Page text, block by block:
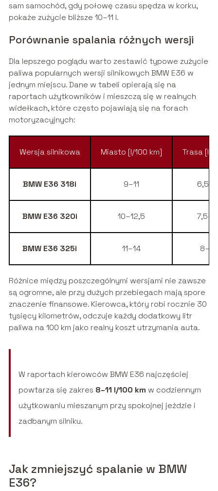
sam samochód, gdy połowę czasu spędza w korku,
pokaże zużycie bliższe 10–11 l.
Porównanie spalania różnych wersji
Dla lepszego poglądu warto zestawić typowe zużycie
paliwa popularnych wersji silnikowych BMW E36 w
jednym miejscu. Dane w tabeli opierają się na
raportach użytkowników i mieszczą się w realnych
widełkach, które często pojawiają się na forach
motoryzacyjnych:
Wersja silnikowa Miasto [l/100 km] Trasa [l/
BMW E36 318i 9–11
BMW E36 320i 10–12,5
BMW E36 325i 11–14
Różnice między poszczególnymi wersjami nie zawsze
są ogromne, ale przy dużych przebiegach mają spore
znaczenie finansowe. Kierowca, który robi rocznie 30
tysięcy kilometrów, odczuje każdy dodatkowy litr
paliwa na 100 km jako realny koszt utrzymania auta.
W raportach kierowców BMW E36 najczęściej
powtarza się zakres 8–11 l/100 km w codziennym
użytkowaniu mieszanym przy spokojnej jeździe i
zadbanym silniku.
Jak zmniejszyć spalanie w BMW
E36?